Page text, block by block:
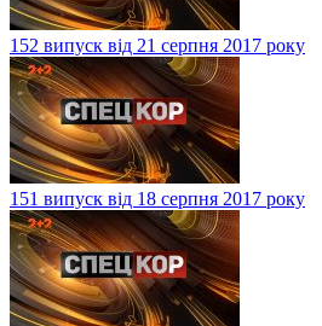
152 випуск від 21 серпня 2017 року
151 випуск від 18 серпня 2017 року